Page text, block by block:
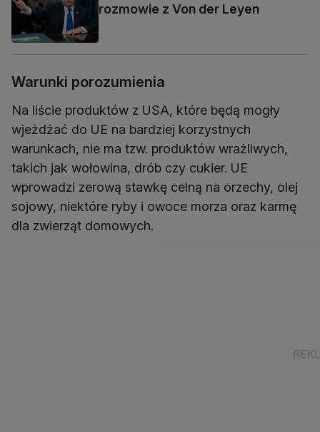
rozmowie z Von der Leyen
Warunki porozumienia
Na liście produktów z USA, które będą mogły
wjeżdżać do UE na bardziej korzystnych
warunkach, nie ma tzw. produktów wrażliwych,
takich jak wołowina, drób czy cukier. UE
wprowadzi zerową stawkę celną na orzechy, olej
sojowy, niektóre ryby i owoce morza oraz karmę
dla zwierząt domowych.